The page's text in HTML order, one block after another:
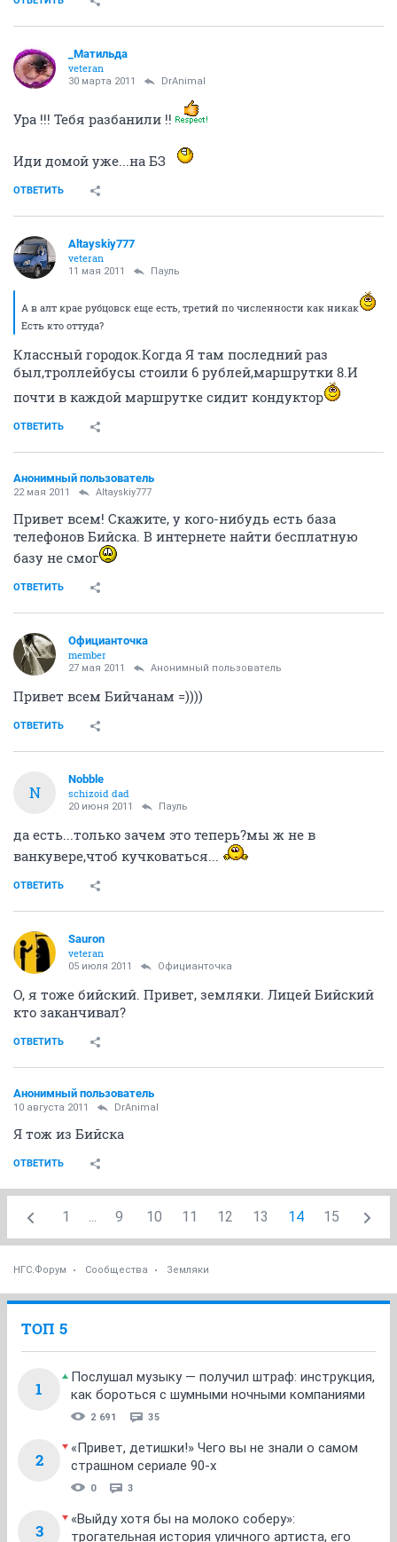
_Матильда
veteran
30 марта 2011 DrAnimal
Ура !!! Тебя разбанили !!
Иди домой уже...на БЗ
ОТВЕТИТЬ
Altayskiy777
veteran
11 мая 2011 Пауль
А в алт крае рубцовск еще есть, третий по численности как никак
Есть кто оттуда?
Классный городок.Когда Я там последний раз
был,троллейбусы стоили 6 рублей,маршрутки 8.И
почти в каждой маршрутке сидит кондуктор
ОТВЕТИТЬ
Анонимный пользователь
22 мая 2011 Altayskiy777
Привет всем! Скажите, у кого-нибудь есть база
телефонов Бийска. В интернете найти бесплатную
базу не смог
ОТВЕТИТЬ
Официанточка
member
27 мая 2011 Анонимный пользователь
Привет всем Бийчанам =))))
ОТВЕТИТЬ
N
Nobble
schizoid dad
20 июня 2011 Пауль
да есть...только зачем это теперь?мы ж не в
ванкувере,чтоб кучковаться...
ОТВЕТИТЬ
Sauron
veteran
05 июля 2011 Официанточка
О, я тоже бийский. Привет, земляки. Лицей Бийский
кто заканчивал?
ОТВЕТИТЬ
Анонимный пользователь
10 августа 2011 DrAnimal
Я тож из Бийска
ОТВЕТИТЬ
1 ... 9 10 11 12 13 14 15
НГС.Форум Сообщества Земляки
ТОП 5
1
Послушал музыку — получил штраф: инструкция,
как бороться с шумными ночными компаниями
2 691 35
2
«Привет, детишки!» Чего вы не знали о самом
страшном сериале 90-х
0 3
3
«Выйду хотя бы на молоко соберу»:
трогательная история уличного артиста, его